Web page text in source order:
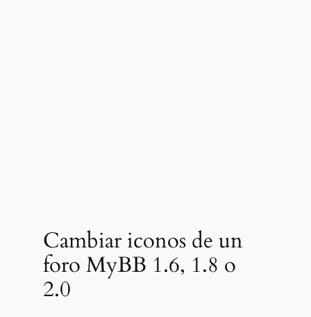
Cambiar iconos de un
foro MyBB 1.6, 1.8 o
2.0